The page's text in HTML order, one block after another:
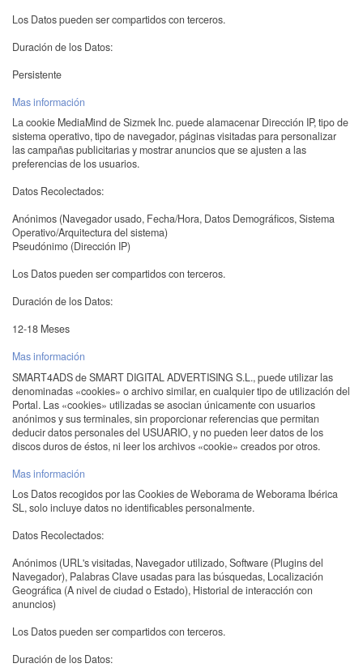
Los Datos pueden ser compartidos con terceros.
Duración de los Datos:
Persistente
Mas información
La cookie MediaMind de Sizmek Inc. puede alamacenar Dirección IP, tipo de
sistema operativo, tipo de navegador, páginas visitadas para personalizar
las campañas publicitarias y mostrar anuncios que se ajusten a las
preferencias de los usuarios.
Datos Recolectados:
Anónimos (Navegador usado, Fecha/Hora, Datos Demográficos, Sistema
Operativo/Arquitectura del sistema)
Pseudónimo (Dirección IP)
Los Datos pueden ser compartidos con terceros.
Duración de los Datos:
12-18 Meses
Mas información
SMART4ADS de SMART DIGITAL ADVERTISING S.L., puede utilizar las
denominadas «cookies» o archivo similar, en cualquier tipo de utilización del
Portal. Las «cookies» utilizadas se asocian únicamente con usuarios
anónimos y sus terminales, sin proporcionar referencias que permitan
deducir datos personales del USUARIO, y no pueden leer datos de los
discos duros de éstos, ni leer los archivos «cookie» creados por otros.
Mas información
Los Datos recogidos por las Cookies de Weborama de Weborama Ibérica
SL, solo incluye datos no identificables personalmente.
Datos Recolectados:
Anónimos (URL's visitadas, Navegador utilizado, Software (Plugins del
Navegador), Palabras Clave usadas para las búsquedas, Localización
Geográfica (A nivel de ciudad o Estado), Historial de interacción con
anuncios)
Los Datos pueden ser compartidos con terceros.
Duración de los Datos: